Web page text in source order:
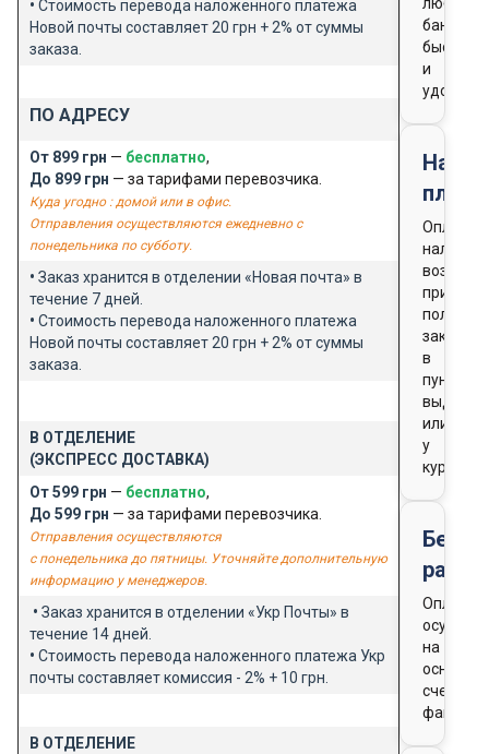
• Стоимость перевода наложенного платежа
Новой почты составляет 20 грн + 2% от суммы
заказа.
ПО АДРЕСУ
От 899 грн — бесплатно,
До 899 грн — за тарифами перевозчика.
Куда угодно : домой или в офис.
Отправления осуществляются ежедневно с
понедельника по субботу.
• Заказ хранится в отделении «Новая почта» в
течение 7 дней.
• Стоимость перевода наложенного платежа
Новой почты составляет 20 грн + 2% от суммы
заказа.
В ОТДЕЛЕНИЕ
(ЭКСПРЕСС ДОСТАВКА)
От 599 грн — бесплатно,
До 599 грн — за тарифами перевозчика.
Отправления осуществляются
с понедельника до пятницы. Уточняйте дополнительную
информацию у менеджеров.
• Заказ хранится в отделении «Укр Почты» в
течение 14 дней.
• Стоимость перевода наложенного платежа Укр
почты составляет комиссия - 2% + 10 грн.
В ОТДЕЛЕНИЕ
банка
быстро
и
удобно
Оплата
при
заказа
в
пункте
выдачи
или
у
курьера
Оплата
на
счета-
фактуры